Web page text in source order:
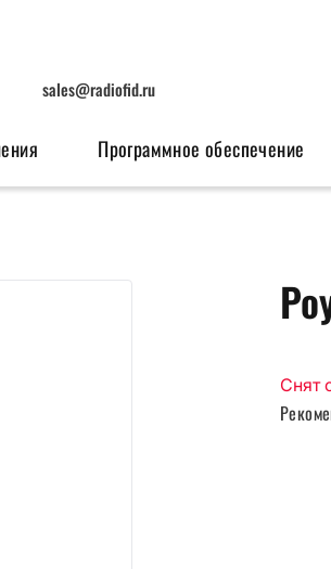
sales@radiofid.ru
Программное обеспечение
Снят